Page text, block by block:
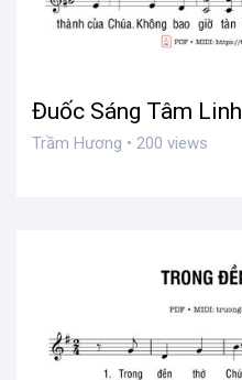
Đuốc Sáng Tâm Linh
Trầm Hương • 200 views